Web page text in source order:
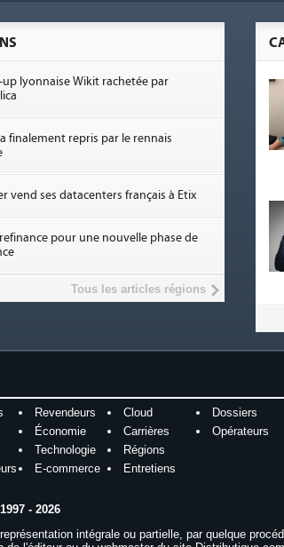
up lyonnaise Wikit rachetée par
finalement repris par le rennais
vend ses datacenters français à Etix
pour une nouvelle phase de
Tous les articles régions
Revendeurs Cloud
Dossiers
Économie Carrières
Opérateurs
Technologie
Régions
E-commerce Entretiens
- 2026
intégrale ou partielle, par quelque